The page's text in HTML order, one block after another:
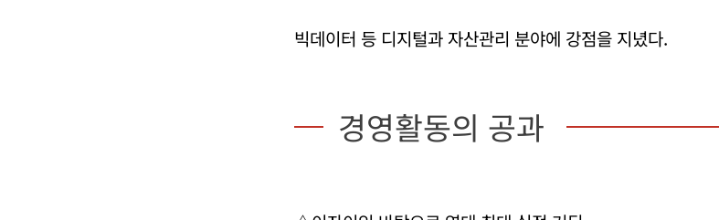
빅데이터 등 디지털과 자산관리 분야에 강점을 지녔다.
경영활동의 공과